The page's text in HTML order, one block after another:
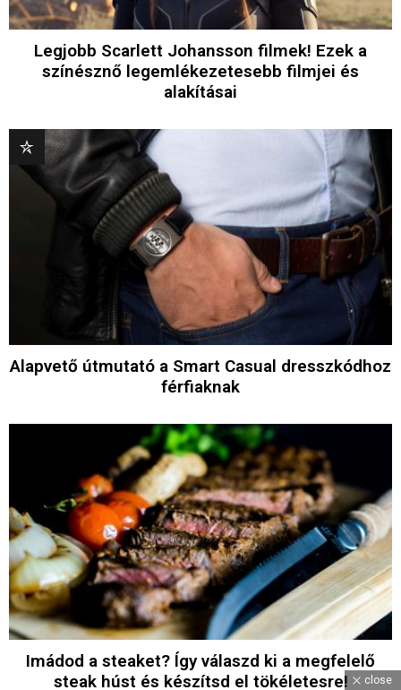
Legjobb Scarlett Johansson filmek! Ezek a
színésznő legemlékezetesebb filmjei és
alakításai
Alapvető útmutató a Smart Casual dresszkódhoz
férfiaknak
Imádod a steaket? Így válaszd ki a megfelelő
steak húst és készítsd el tökéletesre!
close